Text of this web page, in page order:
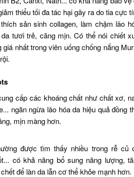
thiểu tối đa tác hại gây ra do tia cực
sản sinh collagen, làm chậm lão
tươi trẻ, căng mịn. Có thể nói chiết
nhất trong viên uống chống nắng
cấp các khoáng chất như chất xơ,
ngăn ngừa lão hóa da hiệu quả đồng
mịn màng hơn.
được tìm thấy nhiều trong rễ củ
có khả năng bổ sung năng lượng,
để làn da lẫn cơ thể khỏe mạnh hơn.